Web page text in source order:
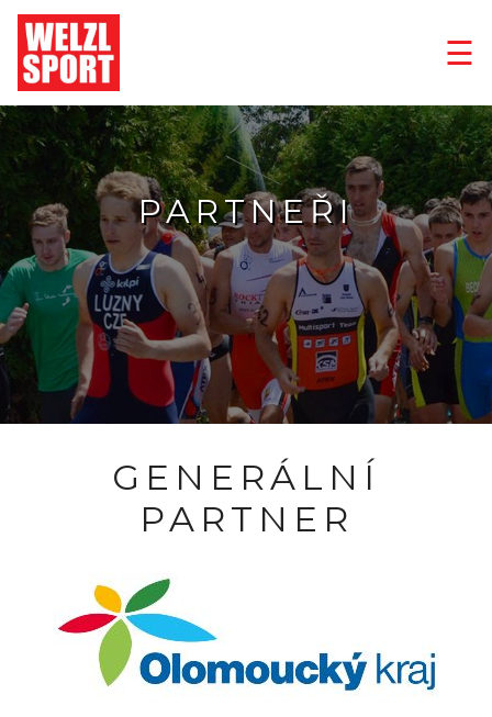
☰
PARTNEŘI
GENERÁLNÍ
PARTNER